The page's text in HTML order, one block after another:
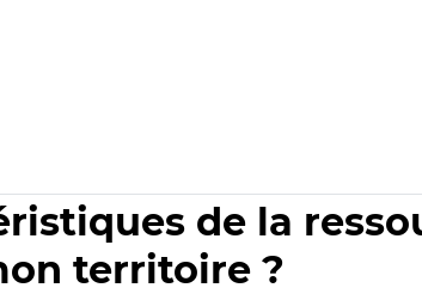
de la
territoire ?